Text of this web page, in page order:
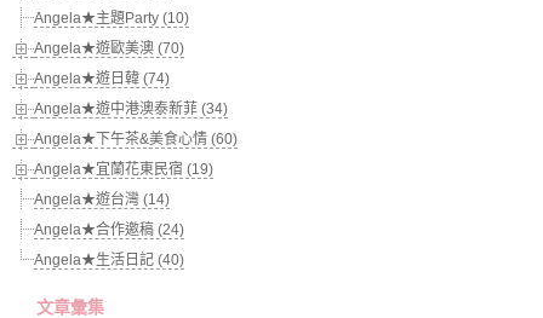
Angela★主題Party (10)
Angela★遊歐美澳 (70)
Angela★遊日韓 (74)
Angela★遊中港澳泰新菲 (34)
Angela★下午茶&美食心情 (60)
Angela★宜蘭花東民宿 (19)
Angela★遊台灣 (14)
Angela★合作邀稿 (24)
Angela★生活日記 (40)
文章彙集